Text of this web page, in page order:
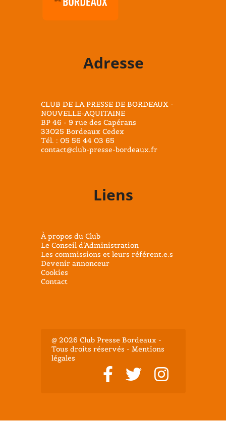
Adresse
CLUB DE LA PRESSE DE BORDEAUX -
NOUVELLE-AQUITAINE
BP 46 - 9 rue des Capérans
33025 Bordeaux Cedex
Tél. : 05 56 44 03 65
contact@club-presse-bordeaux.fr
Liens
À propos du Club
Le Conseil d’Administration
Les commissions et leurs référent.e.s
Devenir annonceur
Cookies
Contact
@ 2026 Club Presse Bordeaux -
Tous droits réservés - Mentions
légales